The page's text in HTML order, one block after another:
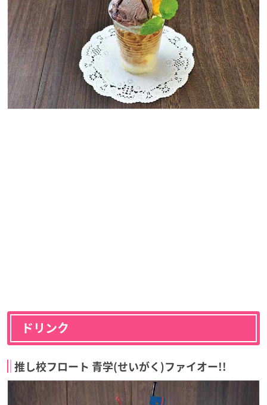
ドリンク
推し校フロート 青学(せいがく)ファイオー!!